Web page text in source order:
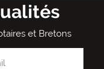
et Bretons